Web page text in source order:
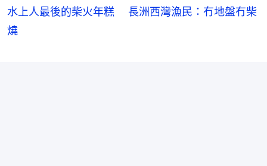
水上人最後的柴火年糕 長洲西灣漁民：冇地盤冇柴
燒